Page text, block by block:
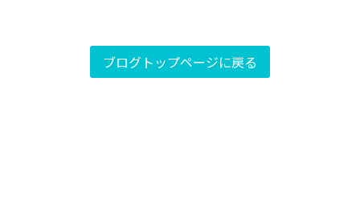
ブログトップページに戻る